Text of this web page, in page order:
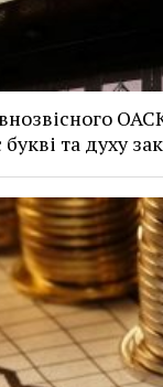
та духу